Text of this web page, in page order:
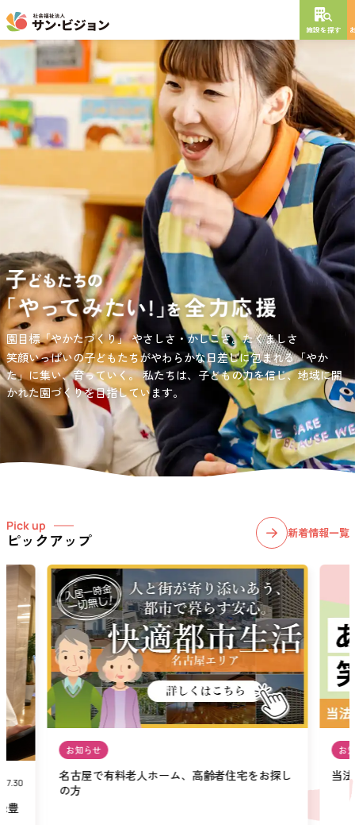
施設を探す
負担の少ない介護、ふれあいを大切にする介護、笑顔が溢れている
介護を目指して。
愛知・岐阜・長野の3県下で38施設・151事業所の介護関連事業所を運
営する社会福祉法人サン・ビジョンでは、今後ますます高まる介護
ニーズに幅広く対応していきます。
園目標「やかたづくり」やさしさ・かしこさ。たくましさ
笑顔いっぱいの子どもたちがやわらかな日差しに包まれる「やか
た」に集い、育っていく。私たちは、子どもの力を信じ、地域に開
かれた園づくりを目指しています。
サンサン・スクール東山公園では、小学生の児童が放課後安心して
過ごせる環境を提供するとともに、宿題・クラブ活動(英語・習字・
選択)などの学習面にも力を入れて行っている学童保育所です。
NEW OPEN
年
特別養護老人ホーム
短期入所生活介護
通所介護
居宅介護支援
グレイスフル砧公園
東京都世田谷区大蔵 3丁目4番12号
お問い合わせ先
03-6411-5781
担当：宮澤
Pick up
ピックアップ 新着情報一覧
豊
お知らせ
名古屋で有料老人ホーム、高齢者住宅をお探し
の方
お
当